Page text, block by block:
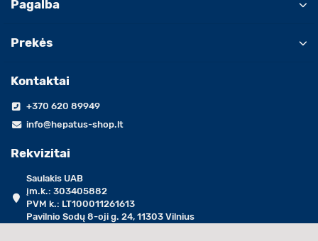
Pagalba
Prekės
Kontaktai
+370 620 89949
info@hepatus-shop.lt
Rekvizitai
Saulakis UAB
įm.k.: 303405882
PVM k.: LT100011261613
Pavilnio Sodų 8-oji g. 24, 11303 Vilnius